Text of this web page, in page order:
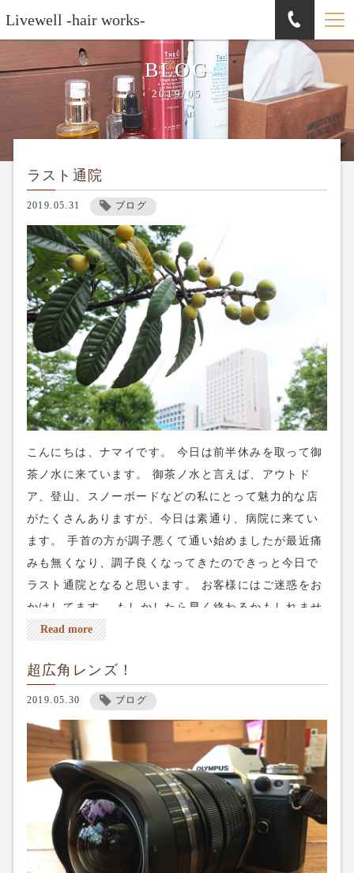
Livewell -hair works-
BLOG
2019/05
ラスト通院
2019.05.31 ブログ
こんにちは、ナマイです。 今日は前半休みを取って御
茶ノ水に来ています。 御茶ノ水と言えば、アウトド
ア、登山、スノーボードなどの私にとって魅力的な店
がたくさんありますが、今日は素通り、病院に来てい
ます。 手首の方が調子悪くて通い始めましたが最近痛
みも無くなり、調子良くなってきたのできっと今日で
ラスト通院となると思います。 お客様にはご迷惑をお
かけしてます。 もしかしたら早く終わるかもしれませ
んのでもし急ぎのご予約ならお電話ください^_^ よろ
ります。 お早めのご予約お願いします🥺 ネット予約は
上のreservationから出来ます。 電話予約は03-5284-
8672 皆様のご来店をお待ちしてます。
Read more
超広角レンズ！
2019.05.30 ブログ